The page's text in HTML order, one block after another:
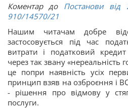
Коментар до Постанови від
910/14570/21
Нашим читачам добре
застосовується під час
витрати і податковий
через так звану «нереальність
це попри наявність усіх
принцип взяв на озброєння і
- рішення про відмову у
послуги.